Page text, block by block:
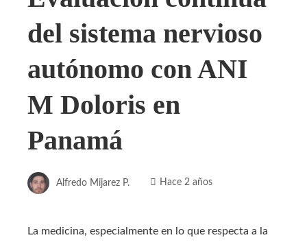
del sistema nervioso
autónomo con ANI
M Doloris en
Panamá
Alfredo Mijarez P. Hace 2 años
La medicina, especialmente en lo que respecta a la